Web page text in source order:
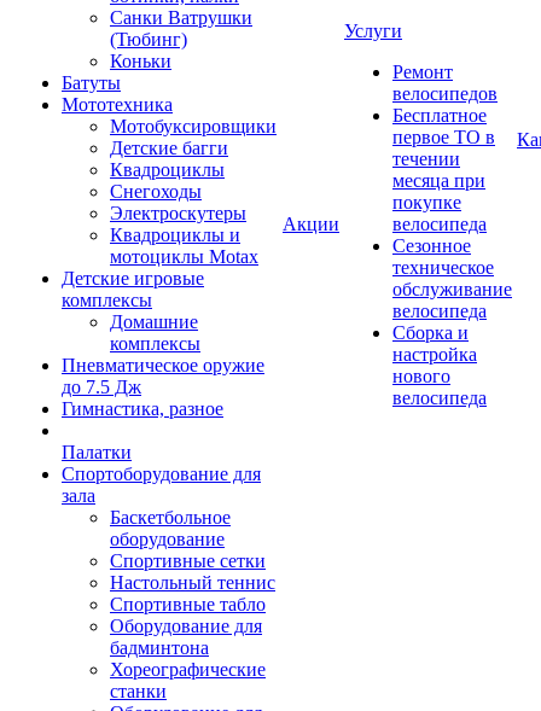
Санки Ватрушки
(Тюбинг)
Коньки
Батуты
Мототехника
Мотобуксировщики
Детские багги
Квадроциклы
Снегоходы
Электроскутеры
Квадроциклы и
мотоциклы Motax
Детские игровые
комплексы
Домашние
комплексы
Пневматическое оружие
до 7.5 Дж
Гимнастика, разное
Палатки
Спортоборудование для
зала
Баскетбольное
оборудование
Спортивные сетки
Настольный теннис
Спортивные табло
Оборудование для
бадминтона
Хореографические
станки
Акции
Услуги
Ремонт
велосипедов
Бесплатное
первое ТО в
течении
месяца при
покупке
велосипеда
Сезонное
техническое
обслуживание
велосипеда
Сборка и
настройка
нового
велосипеда